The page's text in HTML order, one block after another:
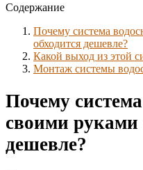
Содержание
Почему система
обходится дешевле?
Какой выход из этой
Монтаж системы
Почему
своими руками
дешевле?